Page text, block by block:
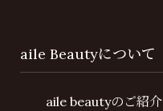
aile Beautyについて
aile beautyのご紹介